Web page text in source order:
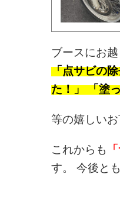
ブースにお
「点サビの
た！」 「塗
等の嬉しいお
これからも
す。 今後と